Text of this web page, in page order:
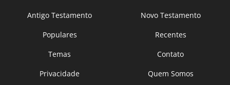
Antigo Testamento
Novo Testamento
Populares
Recentes
Temas
Contato
Privacidade
Quem Somos